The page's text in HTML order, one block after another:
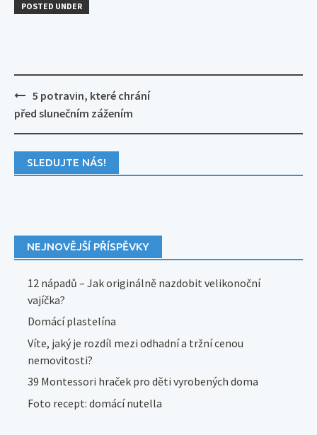
POSTED UNDER
Post
navigation
5 potravin, které chrání
před slunečním zážením
SLEDUJTE NÁS!
NEJNOVĚJŠÍ PŘÍSPĚVKY
12 nápadů – Jak originálně nazdobit velikonoční
vajíčka?
Domácí plastelína
Víte, jaký je rozdíl mezi odhadní a tržní cenou
nemovitosti?
39 Montessori hraček pro děti vyrobených doma
Foto recept: domácí nutella